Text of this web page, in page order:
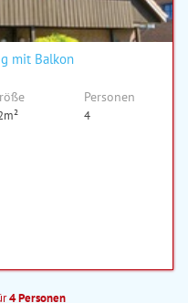
mit Balkon
Personen
4
4 Personen